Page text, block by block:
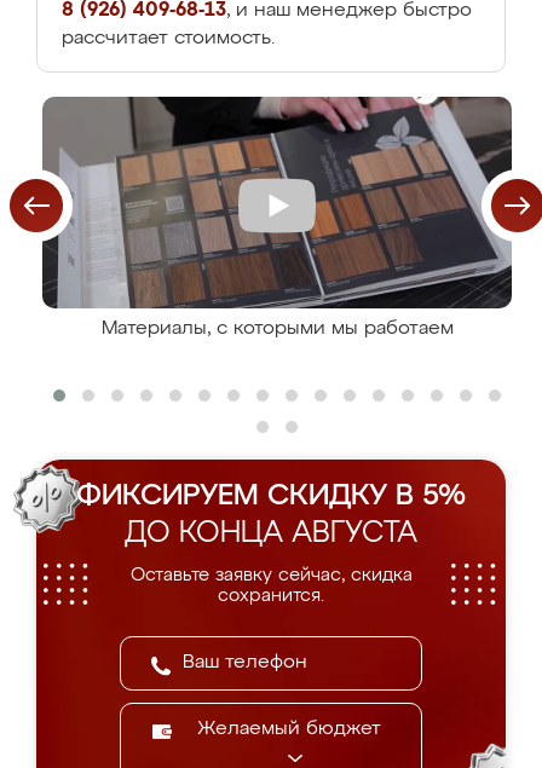
8 (926) 409-68-13, и наш менеджер быстро
рассчитает стоимость.
Материалы, с которыми мы работаем
ФИКСИРУЕМ СКИДКУ В 5%
ДО КОНЦА АВГУСТА
Оставьте заявку сейчас, скидка
сохранится.
Желаемый бюджет